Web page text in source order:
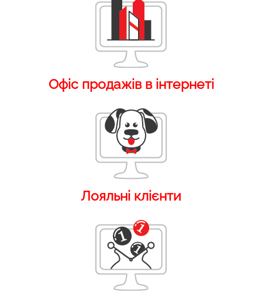
Офіс продажів в інтернеті
Лояльні клієнти